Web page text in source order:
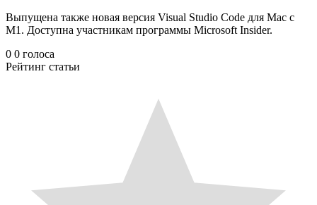
Выпущена также новая версия Visual Studio Code для Mac с
M1. Доступна участникам программы Microsoft Insider.
0 0 голоса
Рейтинг статьи